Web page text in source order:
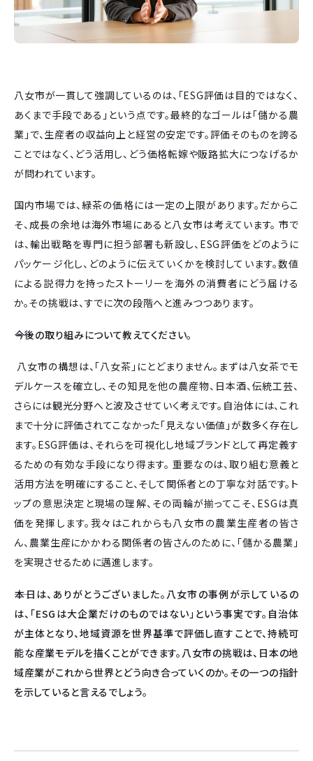
八女市が一貫して強調しているのは、「ESG評価は目的ではなく、
あくまで手段である」という点です。最終的なゴールは「儲かる農
業」で、生産者の収益向上と経営の安定です。評価そのものを誇る
ことではなく、どう活用し、どう価格転嫁や販路拡大につなげるか
が問われています。
国内市場では、緑茶の価格には一定の上限があります。だからこ
そ、成長の余地は海外市場にあると八女市は考えています。 市で
は、輸出戦略を専門に担う部署も新設し、ESG評価をどのように
パッケージ化し、どのように伝えていくかを検討しています。数値
による説得力を持ったストーリーを海外の消費者にどう届ける
か。その挑戦は、すでに次の段階へと進みつつあります。
今後の取り組みについて教えてください。
八女市の構想は、「八女茶」にとどまりません。まずは八女茶でモ
デルケースを確立し、その知見を他の農産物、日本酒、伝統工芸、
さらには観光分野へと波及させていく考えです。自治体には、これ
まで十分に評価されてこなかった「見えない価値」が数多く存在し
ます。ESG評価は、それらを可視化し地域ブランドとして再定義す
るための有効な手段になり得ます。 重要なのは、取り組む意義と
活用方法を明確にすること、そして関係者との丁寧な対話です。ト
ップの意思決定と現場の理解、その両輪が揃ってこそ、ESGは真
価を発揮します。我々はこれからも八女市の農業生産者の皆さ
ん、農業生産にかかわる関係者の皆さんのために、「儲かる農業」
を実現させるために邁進します。
――本日は、ありがとうございました。八女市の事例が示しているの
は、「ESGは大企業だけのものではない」という事実です。自治体
が主体となり、地域資源を世界基準で評価し直すことで、持続可
能な産業モデルを描くことができます。八女市の挑戦は、日本の地
域産業がこれから世界とどう向き合っていくのか。その一つの指針
を示していると言えるでしょう。